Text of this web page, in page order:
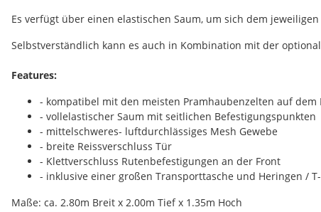
Es verfügt über einen elastischen Saum, um sich dem
Selbstverständlich kann es auch in Kombination mit der
Features:
- kompatibel mit den meisten Pramhaubenzelten auf dem
- vollelastischer Saum mit seitlichen Befestigungspunkten
- mittelschweres- luftdurchlässiges Mesh Gewebe
- breite Reissverschluss Tür
- Klettverschluss Rutenbefestigungen an der Front
- inklusive einer großen Transporttasche und Heringen / T-
Maße: ca. 2.80m Breit x 2.00m Tief x 1.35m Hoch